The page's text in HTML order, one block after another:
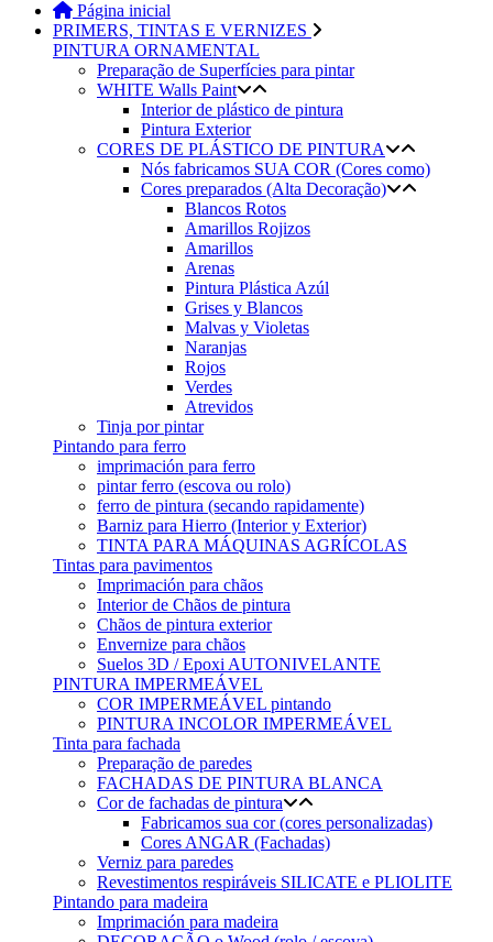
Página inicial
PRIMERS, TINTAS E VERNIZES
PINTURA ORNAMENTAL
Preparação de Superfícies para pintar
WHITE Walls Paint
Interior de plástico de pintura
Pintura Exterior
CORES DE PLÁSTICO DE PINTURA
Nós fabricamos SUA COR (Cores como)
Cores preparados (Alta Decoração)
Blancos Rotos
Amarillos Rojizos
Amarillos
Arenas
Pintura Plástica Azúl
Grises y Blancos
Malvas y Violetas
Naranjas
Rojos
Verdes
Atrevidos
Tinja por pintar
Pintando para ferro
imprimación para ferro
pintar ferro (escova ou rolo)
ferro de pintura (secando rapidamente)
Barniz para Hierro (Interior y Exterior)
TINTA PARA MÁQUINAS AGRÍCOLAS
Tintas para pavimentos
Imprimación para chãos
Interior de Chãos de pintura
Chãos de pintura exterior
Envernize para chãos
Suelos 3D / Epoxi AUTONIVELANTE
PINTURA IMPERMEÁVEL
COR IMPERMEÁVEL pintando
PINTURA INCOLOR IMPERMEÁVEL
Tinta para fachada
Preparação de paredes
FACHADAS DE PINTURA BLANCA
Cor de fachadas de pintura
Fabricamos sua cor (cores personalizadas)
Cores ANGAR (Fachadas)
Verniz para paredes
Revestimentos respiráveis ​​SILICATE e PLIOLITE
Pintando para madeira
Imprimación para madeira